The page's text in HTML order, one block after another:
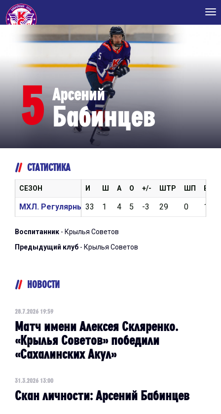
5 Арсений
Бабинцев
СТАТИСТИКА
И Ш А О +/- ШТР ШП ВБР
33 1 4 5 -3 29 0 1
СЕЗОН
МХЛ. Регулярный чемпионат 2025/2026
Воспитанник - Крылья Советов
Предыдущий клуб - Крылья Советов
НОВОСТИ
28.7.2026 19:59
Матч имени Алексея Скляренко.
«Крылья Советов» победили
«Сахалинских Акул»
31.3.2026 13:00
Скан личности: Арсений Бабинцев